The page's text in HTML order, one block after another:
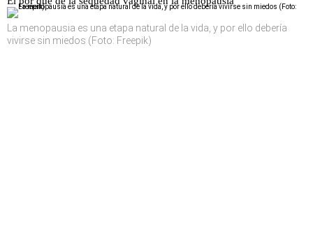
La menopausia es una etapa natural de la vida, y por ello debería
vivirse sin miedos (Foto: Freepik)